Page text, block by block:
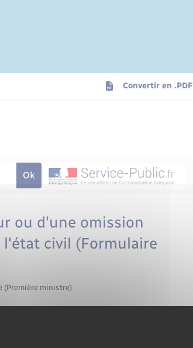
Convertir en .PDF
ou d'une omission
civil (Formulaire
(Première ministre)